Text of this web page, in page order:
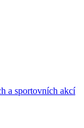
a sportovních akcí